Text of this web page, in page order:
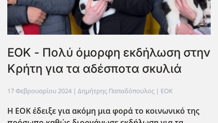
ΕΟΚ - Πολύ όμορφη εκδήλωση στην
Κρήτη για τα αδέσποτα σκυλιά
17 Φεβρουαρίου 2024 | Δημήτρης Παπαδόπουλος | EOK
Η ΕΟΚ έδειξε για ακόμη μια φορά το κοινωνικό της